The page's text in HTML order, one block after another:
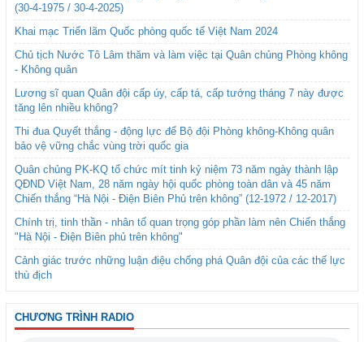
(30-4-1975 / 30-4-2025)
Khai mạc Triển lãm Quốc phòng quốc tế Việt Nam 2024
Chủ tịch Nước Tô Lâm thăm và làm việc tại Quân chủng Phòng không
- Không quân
Lương sĩ quan Quân đội cấp úy, cấp tá, cấp tướng tháng 7 này được
tăng lên nhiều không?
Thi đua Quyết thắng - động lực để Bộ đội Phòng không-Không quân
bảo vệ vững chắc vùng trời quốc gia
Quân chủng PK-KQ tổ chức mít tinh kỷ niệm 73 năm ngày thành lập
QĐND Việt Nam, 28 năm ngày hội quốc phòng toàn dân và 45 năm
Chiến thắng “Hà Nội - Điện Biên Phủ trên không” (12-1972 / 12-2017)
Chính trị, tinh thần - nhân tố quan trọng góp phần làm nên Chiến thắng
"Hà Nội - Điện Biên phủ trên không"
Cảnh giác trước những luận điệu chống phá Quân đội của các thế lực
thù địch
CHƯƠNG TRÌNH RADIO